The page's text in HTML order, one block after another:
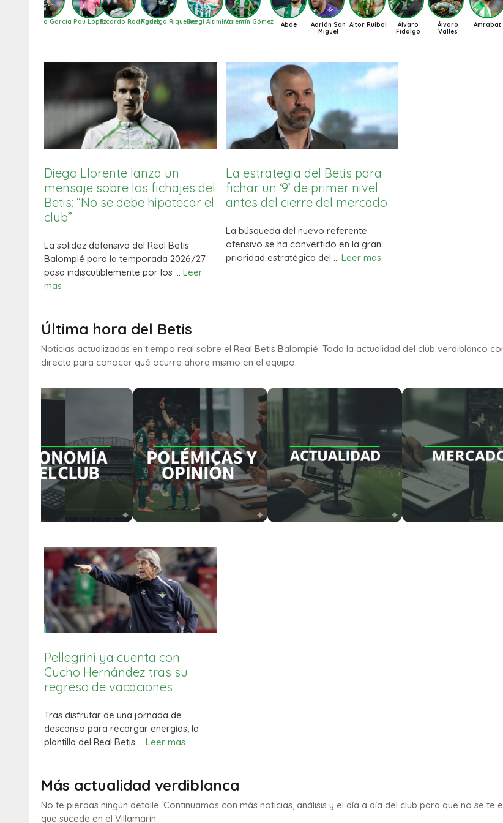
Nelson DeossaPablo García Pau LópezRicardo RodríguezRodrigo RiquelmeSergi AltimiraValentín Gómez Abde
Adrián San
Miguel
Aitor Ruibal
Álvaro
Diego Llorente lanza un
mensaje sobre los fichajes del
Betis: “No se debe hipotecar el
club”
La solidez defensiva del Real Betis
Balompié para la temporada 2026/27
pasa indiscutiblemente por los … Leer
mas
La estrategia del Betis para
fichar un ‘9’ de primer nivel
antes del cierre del mercado
La búsqueda del nuevo referente
ofensivo se ha convertido en la gran
prioridad estratégica del … Leer mas
Última hora del Betis
Noticias actualizadas en tiempo real sobre el Real Betis Balompié. Toda la actualidad del club verdiblanco
directa para conocer qué ocurre ahora mismo en el equipo.
Pellegrini ya cuenta con
Cucho Hernández tras su
regreso de vacaciones
Tras disfrutar de una jornada de
descanso para recargar energías, la
plantilla del Real Betis … Leer mas
Más actualidad verdiblanca
No te pierdas ningún detalle. Continuamos con más noticias, análisis y el día a día del club para que no se te
que sucede en el Villamarín.